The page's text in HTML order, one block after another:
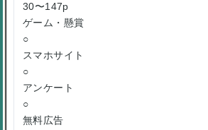
30〜147p
ゲーム・懸賞
○
スマホサイト
○
アンケート
○
無料広告